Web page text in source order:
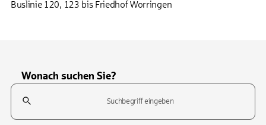
Buslinie 120, 123 bis Friedhof Worringen
Wonach suchen Sie?
Suchfeld